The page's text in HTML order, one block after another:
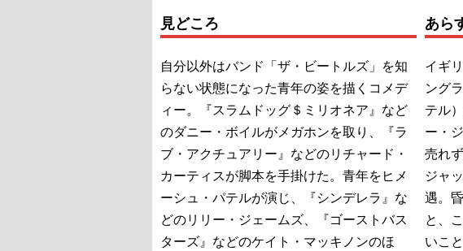
見どころ
自分以外はバンド「ザ・ビートルズ」を知
らない状態になった青年の姿を描くコメデ
ィー。『スラムドッグ＄ミリオネア』など
のダニー・ボイルがメガホンを取り、『ラ
ブ・アクチュアリー』などのリチャード・
カーティスが脚本を手掛けた。青年をヒメ
ーシュ・パテルが演じ、『シンデレラ』な
どのリリー・ジェームズ、『ゴーストバス
ターズ』などのケイト・マッキノンのほ
あら
イギ
ング
テル
ー・
売れ
ジャ
遇。
と、
いこ